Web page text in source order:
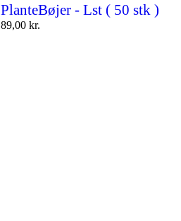
PlanteBøjer - Lst ( 50 stk )
89,00 kr.